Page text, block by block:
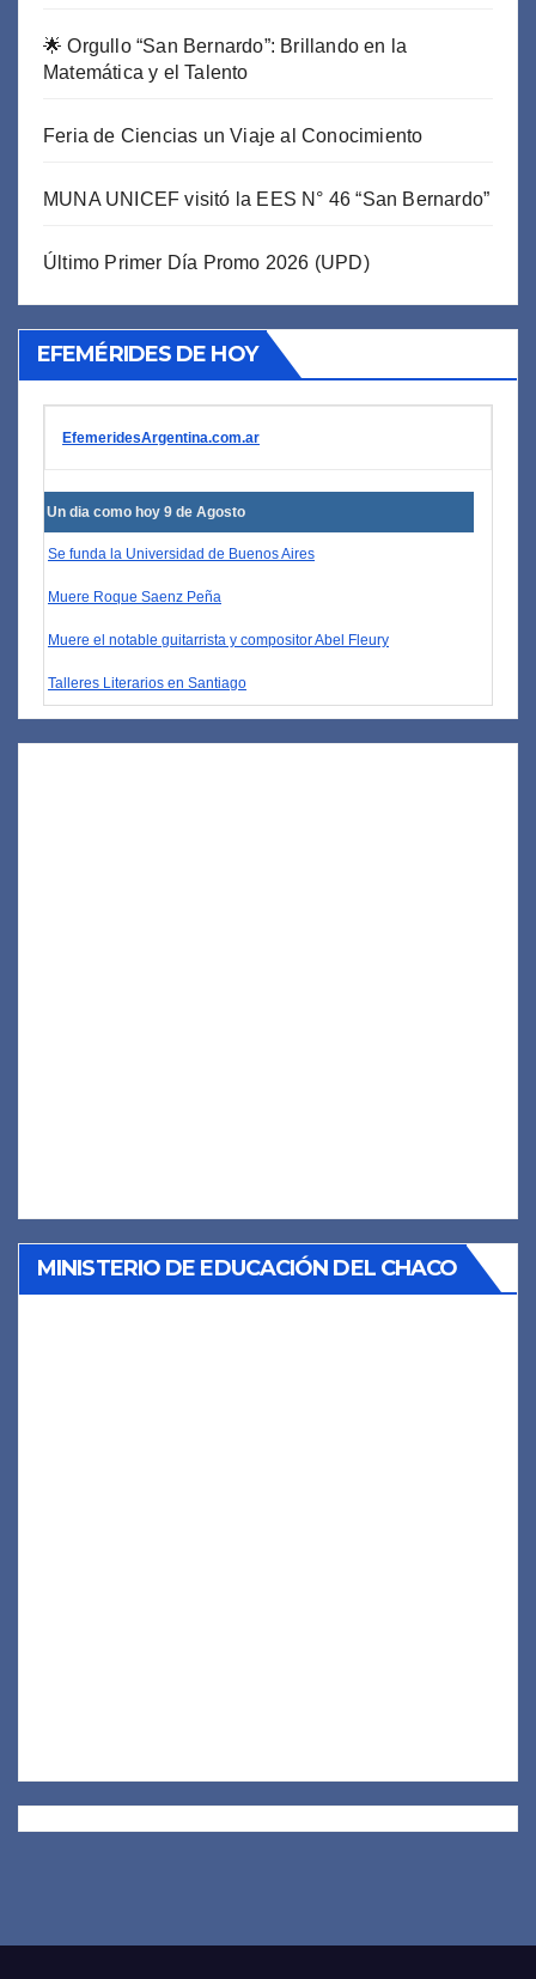
🌟 Orgullo “San Bernardo”: Brillando en la
Matemática y el Talento
Feria de Ciencias un Viaje al Conocimiento
MUNA UNICEF visitó la EES N° 46 “San Bernardo”
Último Primer Día Promo 2026 (UPD)
EFEMÉRIDES DE HOY
EfemeridesArgentina.com.ar
Un dia como hoy 9 de Agosto
Se funda la Universidad de Buenos Aires
Muere Roque Saenz Peña
Muere el notable guitarrista y compositor Abel Fleury
Talleres Literarios en Santiago
MINISTERIO DE EDUCACIÓN DEL CHACO